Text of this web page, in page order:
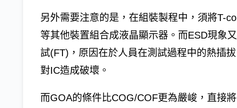
另外需要注意的是，在組裝製程中，須將T-
等其他裝置組合成液晶顯示器。而ESD現象
試(FT)，原因在於人員在測試過程中的熱插
對IC造成破壞。
而GOA的條件比COG/COF更為嚴峻，直接